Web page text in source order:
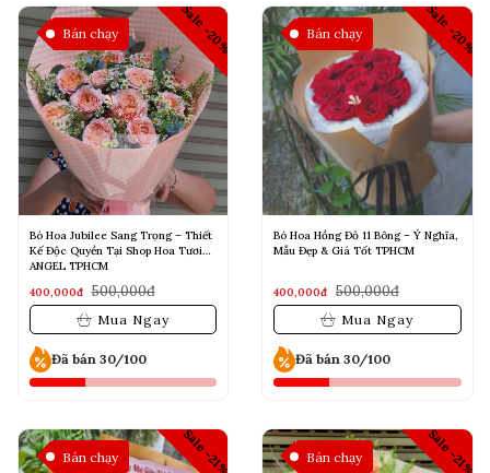
Bán chạy Sale -20%
Bó Hoa Jubilee Sang Trọng – Thiết
Kế Độc Quyền Tại Shop Hoa Tươi
ANGEL TPHCM
400,000đ
500,000đ
Mua Ngay
Đã bán 30/100
Bán chạy Sale -20%
Bó Hoa Hồng Đỏ 11 Bông – Ý Nghĩa,
Mẫu Đẹp & Giá Tốt TPHCM
400,000đ 500,000đ
Mua Ngay
Đã bán 30/100
Bán chạy Sale -21% Bán chạy Sale -21%